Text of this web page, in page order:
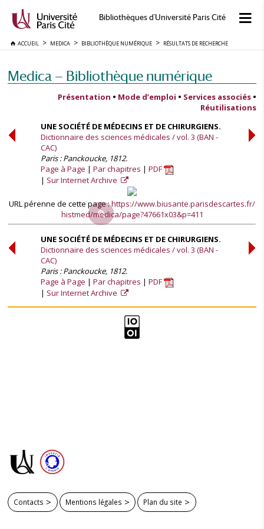
Bibliothèques d'Université Paris Cité
ACCUEIL MEDICA BIBLIOTHÈQUE NUMÉRIQUE RÉSULTATS DE RECHERCHE
Medica — Bibliothèque numérique
Présentation • Mode d’emploi • Services associés •
Réutilisations
UNE SOCIÉTÉ DE MÉDECINS ET DE CHIRURGIENS.
Dictionnaire des sciences médicales / vol. 3 (BAN -
CAC)
Paris : Panckoucke, 1812.
Page à Page
Par chapitres
PDF
Sur Internet Archive
URL pérenne de cette page :https://www.biusante.parisdescartes.fr/
histmed/medica/page?47661x03&p=411
UNE SOCIÉTÉ DE MÉDECINS ET DE CHIRURGIENS.
Dictionnaire des sciences médicales / vol. 3 (BAN -
CAC)
Paris : Panckoucke, 1812.
Page à Page
Par chapitres
PDF
Sur Internet Archive
Contacts Mentions légales Plan du site